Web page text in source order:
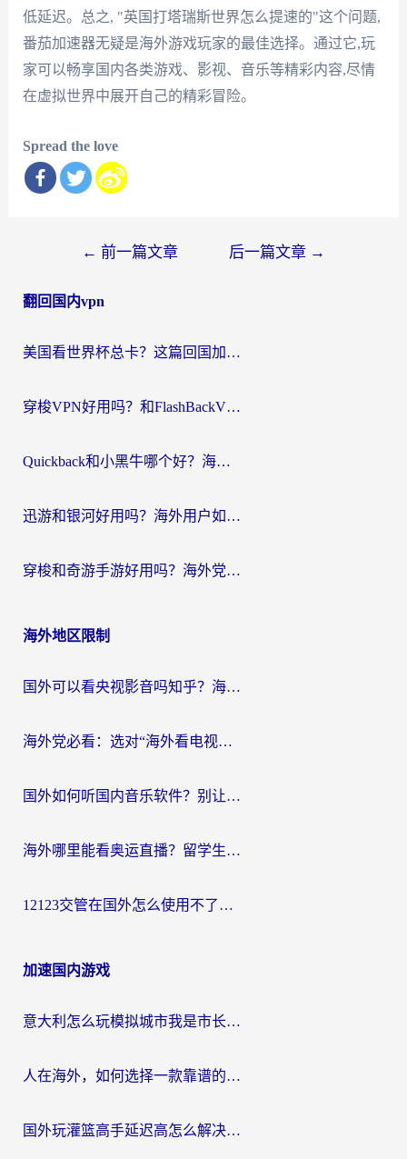
低延迟。总之, "英国打塔瑞斯世界怎么提速的"这个问题,
番茄加速器无疑是海外游戏玩家的最佳选择。通过它,玩
家可以畅享国内各类游戏、影视、音乐等精彩内容,尽情
在虚拟世界中展开自己的精彩冒险。
Spread the love
导
← 前一篇文章 后一篇文章 →
翻回国内vpn
美国看世界杯总卡？这篇回国加速器指南帮你无缝刷国内资源（附苹果手机VPN设置步骤）
穿梭VPN好用吗？和FlashBackVPN对比哪个回国效果更好？
Quickback和小黑牛哪个好？海外党亲测指南，选对回国加速器秒回国内
迅游和银河好用吗？海外用户如何选择回国加速器实现无缝访问国内资源
穿梭和奇游手游好用吗？海外党亲测3款回国加速器，附蜜蜂加速器七天试用攻略
海外地区限制
国外可以看央视影音吗知乎？海外党亲测有效的回国加速方案
海外党必看：选对“海外看电视剧软件”，再也不用愁国内剧刷不了
国外如何听国内音乐软件？别让地域限制，断了你的中文歌单
海外哪里能看奥运直播？留学生&海外华人必看的体育赛事观赛终极指南
12123交管在国外怎么使用不了？海外华人必看的无缝访问国内资源指南
加速国内游戏
意大利怎么玩模拟城市我是市长？海外党国服游戏加速终极攻略（附三国3量子特攻解决办法）
人在海外，如何选择一款靠谱的玩剑灵2加速器？
国外玩灌篮高手延迟高怎么解决？海外玩家国服游戏加速终极指南